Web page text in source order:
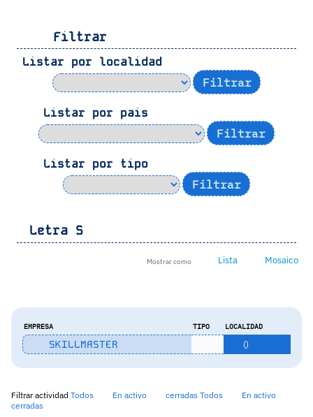
Filtrar
Listar por localidad
Listar por pais
Listar por tipo
Letra S
Mostrar como Lista Mosaico
EMPRESA TIPO LOCALIDAD
SKILLMASTER ()
Filtrar actividad Todos En activo cerradas Todos
En activo
cerradas